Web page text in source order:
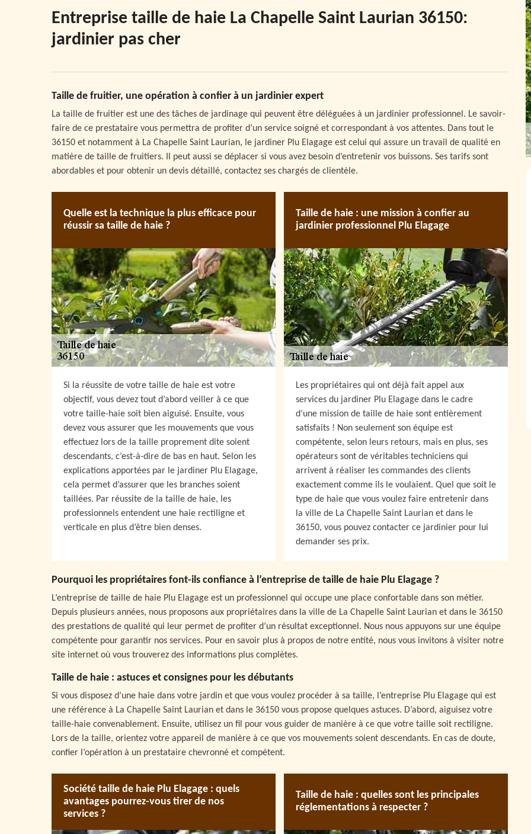
Entreprise taille de haie La Chapelle Saint Laurian 36150:
jardinier pas cher
Taille de fruitier, une opération à confier à un jardinier expert
La taille de fruitier est une des tâches de jardinage qui peuvent être déléguées à un jardinier professionnel. Le savoir-
faire de ce prestataire vous permettra de profiter d’un service soigné et correspondant à vos attentes. Dans tout le
36150 et notamment à La Chapelle Saint Laurian, le jardiner Plu Elagage est celui qui assure un travail de qualité en
matière de taille de fruitiers. Il peut aussi se déplacer si vous avez besoin d’entretenir vos buissons. Ses tarifs sont
abordables et pour obtenir un devis détaillé, contactez ses chargés de clientèle.
Quelle est la technique la plus efficace pour
réussir sa taille de haie ?
Si la réussite de votre taille de haie est votre
objectif, vous devez tout d’abord veiller à ce que
votre taille-haie soit bien aiguisé. Ensuite, vous
devez vous assurer que les mouvements que vous
effectuez lors de la taille proprement dite soient
descendants, c’est-à-dire de bas en haut. Selon les
explications apportées par le jardiner Plu Elagage,
cela permet d’assurer que les branches soient
taillées. Par réussite de la taille de haie, les
professionnels entendent une haie rectiligne et
verticale en plus d’être bien denses.
Taille de haie : une mission à confier au
jardinier professionnel Plu Elagage
Les propriétaires qui ont déjà fait appel aux
services du jardiner Plu Elagage dans le cadre
d’une mission de taille de haie sont entièrement
satisfaits ! Non seulement son équipe est
compétente, selon leurs retours, mais en plus, ses
opérateurs sont de véritables techniciens qui
arrivent à réaliser les commandes des clients
exactement comme ils le voulaient. Quel que soit le
type de haie que vous voulez faire entretenir dans
la ville de La Chapelle Saint Laurian et dans le
36150, vous pouvez contacter ce jardinier pour lui
demander ses prix.
Pourquoi les propriétaires font-ils confiance à l’entreprise de taille de haie Plu Elagage ?
L’entreprise de taille de haie Plu Elagage est un professionnel qui occupe une place confortable dans son métier.
Depuis plusieurs années, nous proposons aux propriétaires dans la ville de La Chapelle Saint Laurian et dans le 36150
des prestations de qualité qui leur permet de profiter d’un résultat exceptionnel. Nous nous appuyons sur une équipe
compétente pour garantir nos services. Pour en savoir plus à propos de notre entité, nous vous invitons à visiter notre
site internet où vous trouverez des informations plus complètes.
Taille de haie : astuces et consignes pour les débutants
Si vous disposez d’une haie dans votre jardin et que vous voulez procéder à sa taille, l’entreprise Plu Elagage qui est
une référence à La Chapelle Saint Laurian et dans le 36150 vous propose quelques astuces. D’abord, aiguisez votre
taille-haie convenablement. Ensuite, utilisez un fil pour vous guider de manière à ce que votre taille soit rectiligne.
Lors de la taille, orientez votre appareil de manière à ce que vos mouvements soient descendants. En cas de doute,
confier l’opération à un prestataire chevronné et compétent.
Société taille de haie Plu Elagage : quels
avantages pourrez-vous tirer de nos
services ?
Taille de haie : quelles sont les principales
réglementations à respecter ?